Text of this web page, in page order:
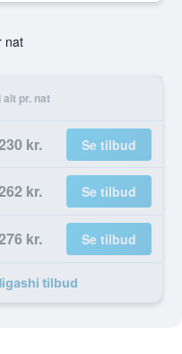
nat
I alt pr. nat
kr. Se tilbud
kr. Se tilbud
kr. Se tilbud
tilbud